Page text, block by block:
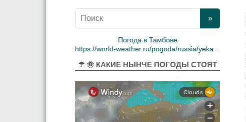
Погода в Тамбове
https://world-weather.ru/pogoda/russia/yekaterinburg/
☂ 🌞 КАКИЕ НЫНЧЕ ПОГОДЫ СТОЯТ